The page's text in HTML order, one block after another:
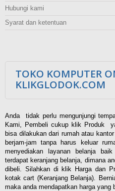
Hubungi kami
Syarat dan ketentuan
TOKO KOMPUTER
KLIKGLODOK.COM
Anda tidak perlu mengunjungi
Kami, Pembeli cukup klik Produk
bisa dilakukan dari rumah atau
berjam-jam tanpa harus keluar
menyediakan layanan belanja
terdapat keranjang belanja, dimana
dibeli. Silahkan di klik Harga dan
kotak cart (Keranjang Belanja).
maka anda mendapatkan harga yang